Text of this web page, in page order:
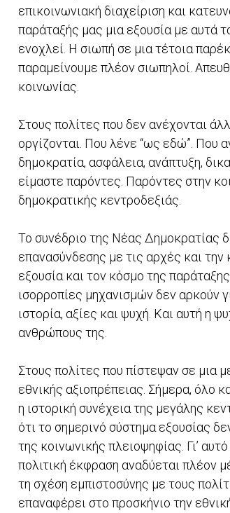
επικοινωνιακή διαχείριση και
παράταξής μας μια εξουσία με αυτά
ενοχλεί. Η σιωπή σε μια τέτοια
παραμείνουμε πλέον σιωπηλοί.
κοινωνίας.
Στους πολίτες που δεν ανέχονται
οργίζονται. Που λένε “ως εδώ”. Που
δημοκρατία, ασφάλεια, ανάπτυξη,
είμαστε παρόντες. Παρόντες στην
δημοκρατικής κεντροδεξιάς.
Το συνέδριο της Νέας Δημοκρατίας
επανασύνδεσης με τις αρχές και
εξουσία και τον κόσμο της
ισορροπίες μηχανισμών δεν αρκούν
ιστορία, αξίες και ψυχή. Και αυτή η
ανθρώπους της.
Στους πολίτες που πίστεψαν σε μια
εθνικής αξιοπρέπειας. Σήμερα, όλο
η ιστορική συνέχεια της μεγάλης
ότι το σημερινό σύστημα εξουσίας
της κοινωνικής πλειοψηφίας. Γι’
πολιτική έκφραση αναδύεται πλέον
τη σχέση εμπιστοσύνης με τους
επαναφέρει στο προσκήνιο την